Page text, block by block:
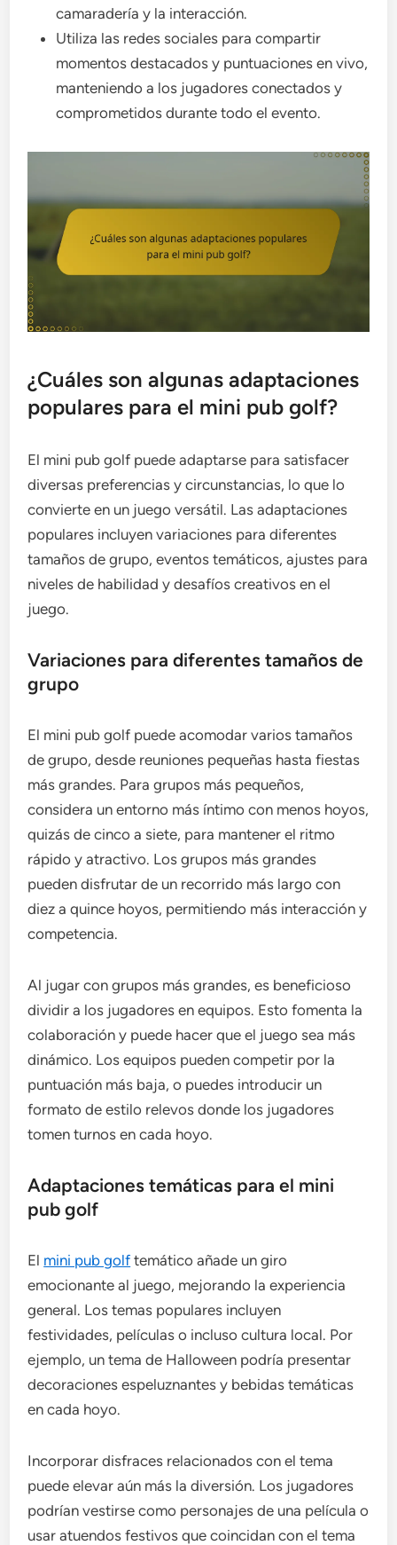
camaradería y la interacción.
Utiliza las redes sociales para compartir
momentos destacados y puntuaciones en vivo,
manteniendo a los jugadores conectados y
comprometidos durante todo el evento.
¿Cuáles son algunas adaptaciones
populares para el mini pub golf?
El mini pub golf puede adaptarse para satisfacer
diversas preferencias y circunstancias, lo que lo
convierte en un juego versátil. Las adaptaciones
populares incluyen variaciones para diferentes
tamaños de grupo, eventos temáticos, ajustes para
niveles de habilidad y desafíos creativos en el
juego.
Variaciones para diferentes tamaños de
grupo
El mini pub golf puede acomodar varios tamaños
de grupo, desde reuniones pequeñas hasta fiestas
más grandes. Para grupos más pequeños,
considera un entorno más íntimo con menos hoyos,
quizás de cinco a siete, para mantener el ritmo
rápido y atractivo. Los grupos más grandes
pueden disfrutar de un recorrido más largo con
diez a quince hoyos, permitiendo más interacción y
competencia.
Al jugar con grupos más grandes, es beneficioso
dividir a los jugadores en equipos. Esto fomenta la
colaboración y puede hacer que el juego sea más
dinámico. Los equipos pueden competir por la
puntuación más baja, o puedes introducir un
formato de estilo relevos donde los jugadores
tomen turnos en cada hoyo.
Adaptaciones temáticas para el mini
pub golf
El mini pub golf temático añade un giro
emocionante al juego, mejorando la experiencia
general. Los temas populares incluyen
festividades, películas o incluso cultura local. Por
ejemplo, un tema de Halloween podría presentar
decoraciones espeluznantes y bebidas temáticas
en cada hoyo.
Incorporar disfraces relacionados con el tema
puede elevar aún más la diversión. Los jugadores
podrían vestirse como personajes de una película o
usar atuendos festivos que coincidan con el tema